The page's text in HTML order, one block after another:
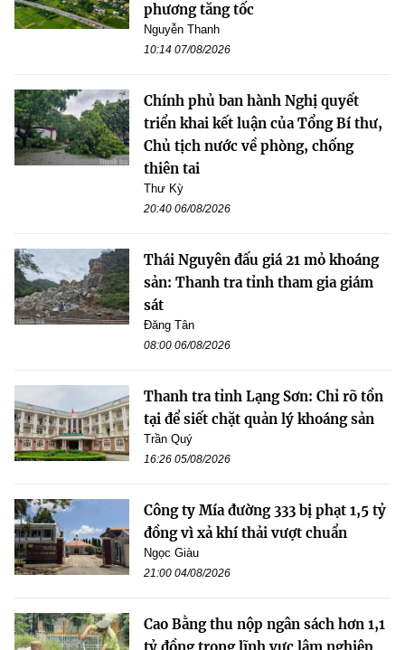
phương tăng tốc
Nguyễn Thanh
10:14 07/08/2026
Chính phủ ban hành Nghị quyết
triển khai kết luận của Tổng Bí thư,
Chủ tịch nước về phòng, chống
thiên tai
Thư Kỳ
20:40 06/08/2026
Thái Nguyên đấu giá 21 mỏ khoáng
sản: Thanh tra tỉnh tham gia giám
sát
Đăng Tân
08:00 06/08/2026
Thanh tra tỉnh Lạng Sơn: Chỉ rõ tồn
tại để siết chặt quản lý khoáng sản
Trần Quý
16:26 05/08/2026
Công ty Mía đường 333 bị phạt 1,5 tỷ
đồng vì xả khí thải vượt chuẩn
Ngọc Giàu
21:00 04/08/2026
Cao Bằng thu nộp ngân sách hơn 1,1
tỷ đồng trong lĩnh vực lâm nghiệp